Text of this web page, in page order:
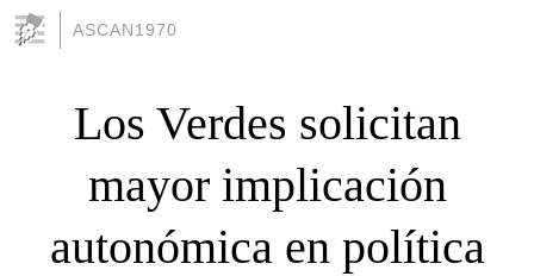
ASCAN1970
Los Verdes solicitan
mayor implicación
autonómica en política